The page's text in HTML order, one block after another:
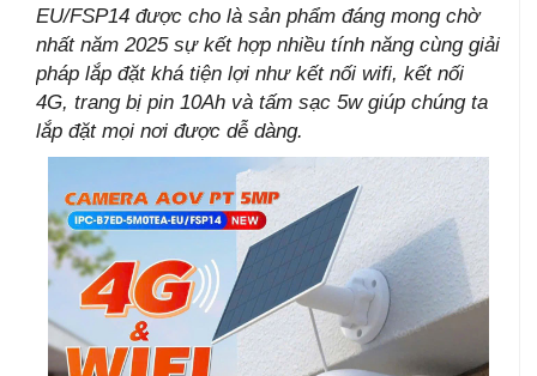
EU/FSP14 được cho là sản phẩm đáng mong chờ
nhất năm 2025 sự kết hợp nhiều tính năng cùng giải
pháp lắp đặt khá tiện lợi như kết nối wifi, kết nối
4G, trang bị pin 10Ah và tấm sạc 5w giúp chúng ta
lắp đặt mọi nơi được dễ dàng.